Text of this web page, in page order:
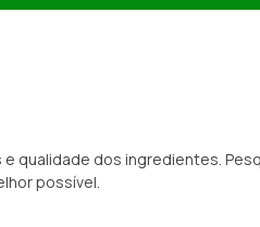
qualidade dos ingredientes.
possível.